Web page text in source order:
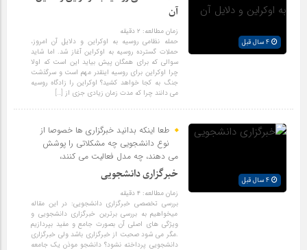
آن
زمان مطالعه: ۲ دقیقه
حمله نظامی روسیه به اوکراین و دلایل آن امروز،
حملات گسترده روسیه به اوکراین آغاز شد. اما شاید
سوالی که برای همگان پیش بیاید این است که اولا
چرا اوکراین برای روسیه اینقدر مهم است و سرگذشت
جنگ به کجا خواهد کشید؟ اوکراین را زادگاه روسیه
می دانند چرا که مدت زمان زیادی جزی از […]
طعا اینکه بدانید خبرگزاری ها خصوصا از
نوع دانشجویی چه مشکلاتی را پوشش
می دهند، چه مدل فعالیت می کنند،
خبرگزاری دانشجویی
زمان مطالعه:۴ دقیقه
بررسی تخصصی خبرگزاری دانشجویی: در این مقاله
میخواهیم به بررسی برترین خبرگزاری دانشجویی و
ویژگی های اصلی آن بصورت جامع و مفید بپردازیم
.مگر می شود صحبت از خبرگزاری باشد ولی خبرگزاری
دانشجویی پرداخته نشود؟ دانشجو موذن یک جامعه